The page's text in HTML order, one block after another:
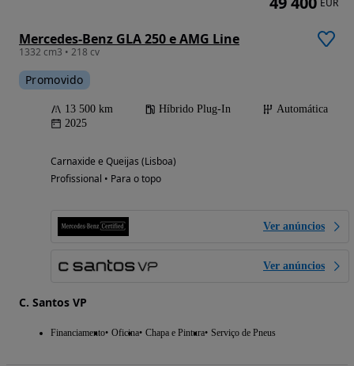
Mercedes-Benz GLA 250 e AMG Line
1332 cm3 • 218 cv
Promovido
13 500 km Híbrido Plug-In
Automática
2025
Carnaxide e Queijas (Lisboa)
Profissional • Para o topo
Ver anúncios
Ver anúncios
C. Santos VP
Financiamento Oficina Chapa e Pintura Serviço de Pneus